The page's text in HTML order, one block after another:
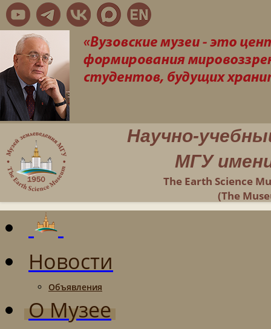
Научно-
МГУ
The Earth Science
(The
Новости
Объявления
О Музее